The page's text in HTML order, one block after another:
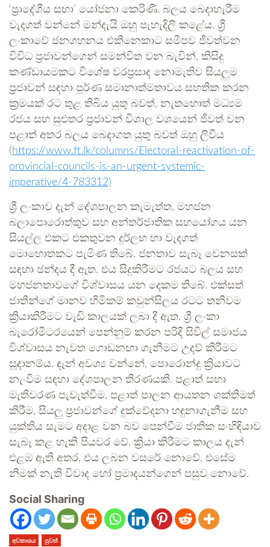
‘ප්‍රාදේශීය සභා’ යෝජනා කෙරිණි. බලය බෙදාහැරීම
වැදගත් වන්නේ මන්දැයි ඔහු පැහැදිලි කළේය. ශ්‍රී
ලංකාවේ ජනගහනය එකිනෙකාට සමීපව ජීවත්වන
විවිධ ප්‍රජාවන්ගෙන් සමන්විත වන බැවින්, කිසිදු
කණ්ඩායමකට විශේෂ වරප්‍රසාද නොමැතිව සියලුම
ප්‍රජාවන් සඳහා පූර්ණ සමානාත්මතාවය සහතික කරන
ක්‍රමයක් රට තුළ තිබිය යුතු බවත්, නැතහොත් මධ්‍යම
රජය සහ සුළුතර ප්‍රජාවන් විශාල වශයෙන් ජීවත් වන
පළාත් අතර බලය බෙදාගත යුතු බවත් ඔහු ලිවීය
( https://www.ft.lk/columns/Electoral-reactivation-of-
provincial-councils-is-an-urgent-systemic-
imperative/4-783312)
ශ්‍රී ලංකාව දැන් දේශපාලන කැමැත්ත, මහජන
බලාපොරොත්තුව සහ අන්තර්ජාතික සහයෝගය යන
සියල්ල එකට එකතුවන දුර්ලභ හා වැදගත්
මොහොතකට පැමිණ තිබේ. ජනතාව සැබෑ වෙනසක්
සඳහා ඡන්දය දී ඇත. එය සිදුකිරීමට රජයට බලය සහ
මහජනතාවගේ විශ්වාසය යන දෙකම තිබේ. එක්සත්
ජාතීන්ගේ මානව හිමිකම් කවුන්සිලය රටට තනිවම
ක්‍රියාකිරීමට වැඩි කාලයක් ලබා දී ඇත. ශ්‍රී ලංකා
බැරෝමීටරයෙන් පෙන්නුම් කරන පරිදි සිවිල් සමාජය
විශ්වාසය නැවත ගොඩනඟා ගැනීමට උදව් කිරීමට
සූදානම්ය. දැන් අවශ්‍ය වන්නේ, පොරොන්දු ක්‍රියාවට
නැංවීම සඳහා දේශපාලන තීරණයකි. පළාත් සභා
මැතිවරණ පැවැත්වීම, පළාත් පාලන ආයතන ශක්තිමත්
කිරීම, සියලු ප්‍රජාවන්ගේ දුක්වේදනා හඳුනාගැනීම සහ
යුක්තිය සැමට අදාළ වන බව පෙන්වීම ජාතික සංහිඳියාව
සැබෑ කළ හැකි පියවර වේ. ක්‍රියා කිරීමට කාලය දැන්
එළඹ ඇති අතර, එය ලබන වසරේ නොවේ. එසේම
නිමක් නැති විවාද හෝ ප්‍රමාදයන්ගෙන් පසුව නොවේ.
Social Sharing
අවකාශය පුවත්